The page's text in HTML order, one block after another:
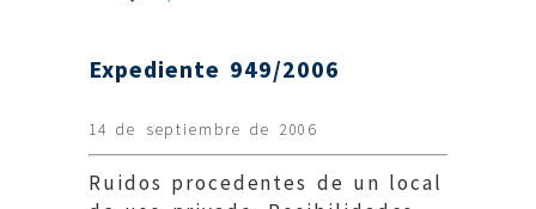
Expediente 949/2006
14 de septiembre de 2006
Ruidos procedentes de un local